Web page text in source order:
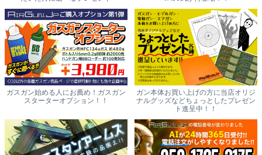
ガスガン始める人にお薦め！ガスガン
スターターオプション！！
ガン本体お買い上げの方に当店オリジ
ナルグッズなどちょっとしたプレゼン
ト進呈中！！